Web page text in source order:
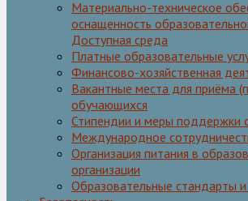
Материально-техническое
оснащенность
Доступная среда
Платные образовательные
Финансово-хозяйственная
Вакантные места для приёма
обучающихся
Стипендии и меры поддержки
Международное
Организация питания в
организации
Образовательные стандарты